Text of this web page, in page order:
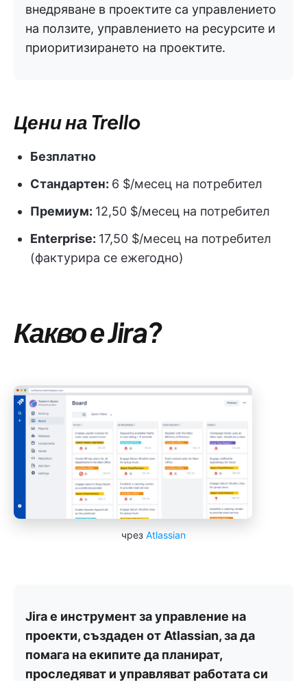
внедряване в проектите са управлението
на ползите, управлението на ресурсите и
приоритизирането на проектите.
Цени на Trello
Безплатно
Стандартен: 6 $/месец на потребител
Премиум: 12,50 $/месец на потребител
Enterprise: 17,50 $/месец на потребител
(фактурира се ежегодно)
Какво е Jira?
чрез Atlassian
Jira е инструмент за управление на
проекти, създаден от Atlassian, за да
помага на екипите да планират,
проследяват и управляват работата си